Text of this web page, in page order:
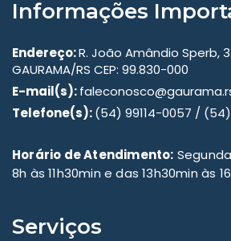
Informações
Endereço:R. João Amândio Sperb,
GAURAMA/RS CEP: 99.830-000
E-mail(s):
Telefone(s):(54) 99114-0057 / (54)
Horário de Atendimento:
8h às 11h30min e das 13h30min às
Serviços